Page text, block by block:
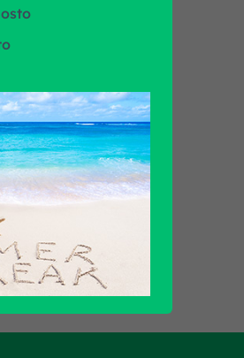
i prodotti